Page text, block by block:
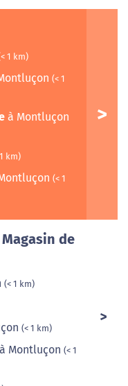
1 km)
(< 1
à Montluçon
km)
(< 1
de
(< 1 km)
(< 1 km)
à Montluçon (< 1